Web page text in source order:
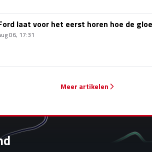
laat voor het eerst horen hoe de
06, 17:31
Meer artikelen